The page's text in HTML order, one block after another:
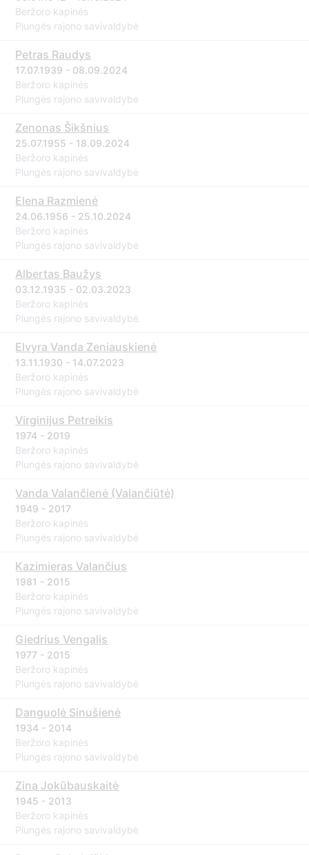
Beržoro kapinės
Plungės rajono savivaldybė
Petras Raudys
17.07.1939 - 08.09.2024
Beržoro kapinės
Plungės rajono savivaldybė
Zenonas Šikšnius
25.07.1955 - 18.09.2024
Beržoro kapinės
Plungės rajono savivaldybė
Elena Razmienė
24.06.1956 - 25.10.2024
Beržoro kapinės
Plungės rajono savivaldybė
Albertas Baužys
03.12.1935 - 02.03.2023
Beržoro kapinės
Plungės rajono savivaldybė
Elvyra Vanda Zeniauskienė
13.11.1930 - 14.07.2023
Beržoro kapinės
Plungės rajono savivaldybė
Virginijus Petreikis
1974 - 2019
Beržoro kapinės
Plungės rajono savivaldybė
Vanda Valančienė (Valančiūtė)
1949 - 2017
Beržoro kapinės
Plungės rajono savivaldybė
Kazimieras Valančius
1981 - 2015
Beržoro kapinės
Plungės rajono savivaldybė
Giedrius Vengalis
1977 - 2015
Beržoro kapinės
Plungės rajono savivaldybė
Danguolė Sinušienė
1934 - 2014
Beržoro kapinės
Plungės rajono savivaldybė
Zina Jokūbauskaitė
1945 - 2013
Beržoro kapinės
Plungės rajono savivaldybė